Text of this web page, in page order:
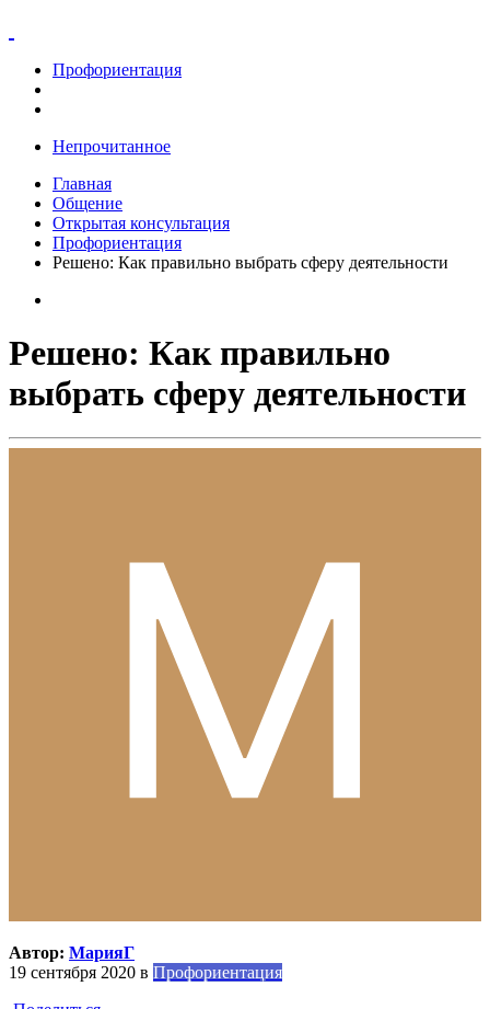
Профориентация
Непрочитанное
Главная
Общение
Открытая консультация
Профориентация
Решено: Как правильно выбрать сферу деятельности
Решено: Как правильно
выбрать сферу деятельности
Автор: МарияГ
19 сентября 2020 в Профориентация